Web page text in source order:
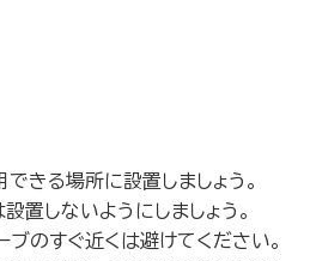
きる場所に設置しましょう。
置しないようにしましょう。
ブのすぐ近くは避けてください。